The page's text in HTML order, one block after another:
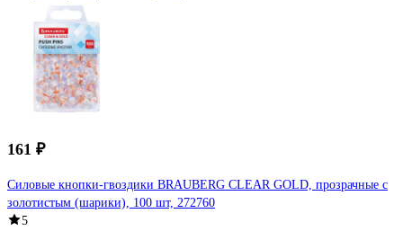
161 ₽
Силовые кнопки-гвоздики BRAUBERG CLEAR GOLD, прозрачные с
золотистым (шарики), 100 шт, 272760
5